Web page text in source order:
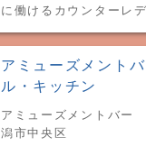
に働けるカウンターレ
アミューズメント
ル・キッチン
アミューズメントバ
潟市中央区